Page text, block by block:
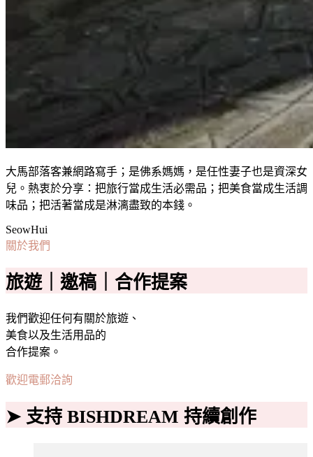
大馬部落客兼網路寫手；是佛系媽媽，是任性妻子也是資深女
兒。熱衷於分享：把旅行當成生活必需品；把美食當成生活調
味品；把活著當成是淋漓盡致的本錢。
SeowHui
關於我們
旅遊｜邀稿｜合作提案
我們歡迎任何有關於旅遊、
美食以及生活用品的
合作提案。
歡迎電郵洽詢
➤ 支持 BISHDREAM 持續創作